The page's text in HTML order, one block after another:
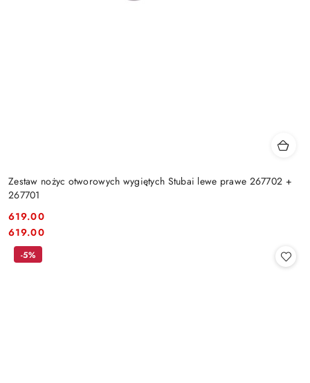
Zestaw nożyc otworowych wygiętych Stubai lewe prawe 267702 +
267701
Cena:
619.00
Cena:
619.00
-5%